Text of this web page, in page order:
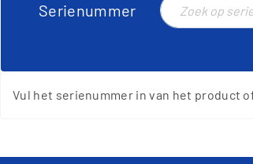
Serienummer
Vul het serienummer in van het product